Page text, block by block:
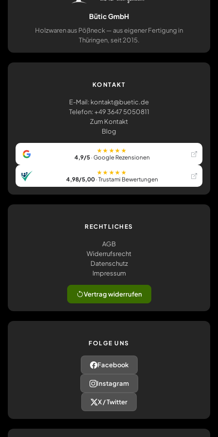
Bütic GmbH
Holzwaren aus Pößneck — aus eigener Fertigung in
Thüringen, seit 2015.
KONTAKT
E-Mail: kontakt@buetic.de
Telefon: +49 3647 5050811
Zum Kontakt
Blog
★★★★★
4,9/5· Google Rezensionen
★★★★★
4,98/5,00· Trustami Bewertungen
RECHTLICHES
AGB
Widerrufsrecht
Datenschutz
Impressum
Vertrag widerrufen
FOLGE UNS
Facebook
Instagram
X / Twitter